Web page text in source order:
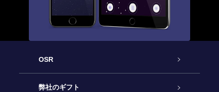
OSR
カスタマーサービス
弊社のギフト